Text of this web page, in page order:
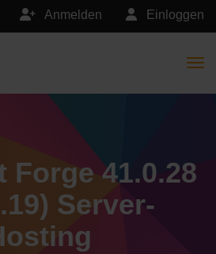
Einloggen
Anmelden
Forge 41.0.28
Server-